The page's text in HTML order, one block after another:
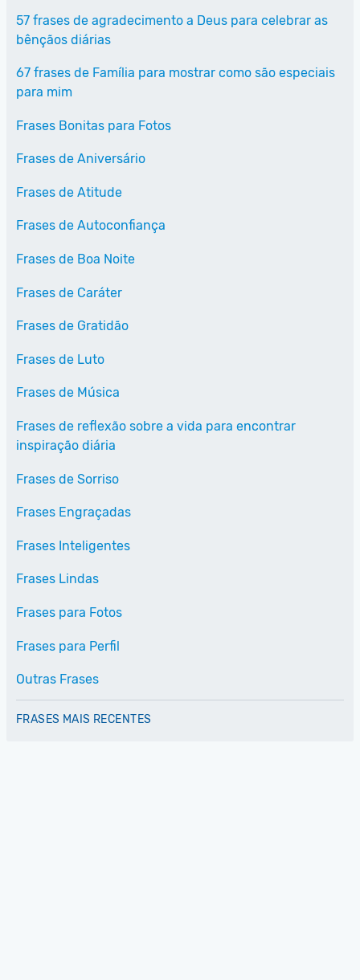
57 frases de agradecimento a Deus para celebrar as
bênçãos diárias
67 frases de Família para mostrar como são especiais
para mim
Frases Bonitas para Fotos
Frases de Aniversário
Frases de Atitude
Frases de Autoconfiança
Frases de Boa Noite
Frases de Caráter
Frases de Gratidão
Frases de Luto
Frases de Música
Frases de reflexão sobre a vida para encontrar
inspiração diária
Frases de Sorriso
Frases Engraçadas
Frases Inteligentes
Frases Lindas
Frases para Fotos
Frases para Perfil
Outras Frases
FRASES MAIS RECENTES